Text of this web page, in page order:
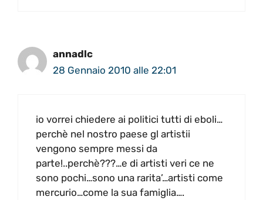
annadlc
28 Gennaio 2010 alle 22:01
io vorrei chiedere ai politici tutti di eboli…
perchè nel nostro paese gl artistii
vengono sempre messi da
parte!..perchè???…e di artisti veri ce ne
sono pochi…sono una rarita’…artisti come
mercurio…come la sua famiglia….